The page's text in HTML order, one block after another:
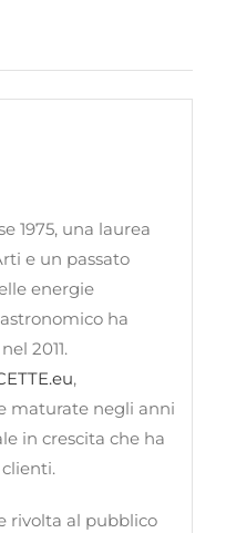
1975, una laurea
e un passato
energie
ha
2011.
,
maturate negli anni
in crescita che ha
rivolta al pubblico